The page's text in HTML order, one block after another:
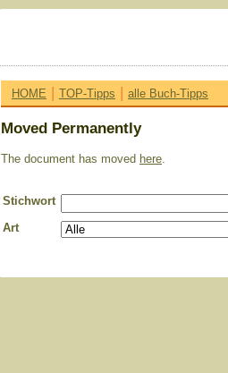
HOME | TOP-Tipps | alle Buch-Tipps
Moved Permanently
The document has moved here.
Stichwort
Art